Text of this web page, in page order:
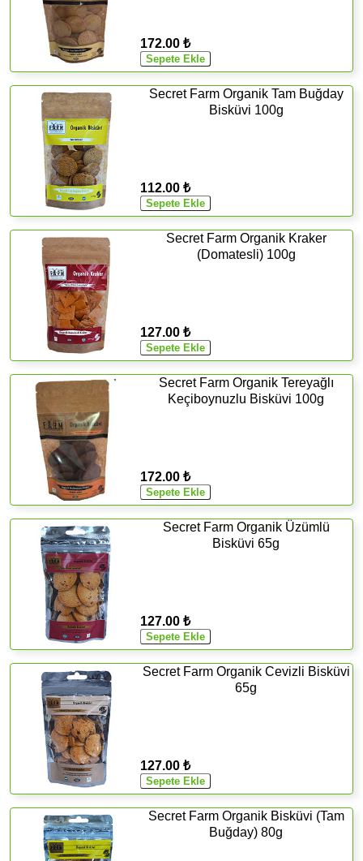
172.00 ₺
Secret Farm Organik Tam Buğday
Bisküvi 100g
112.00 ₺
Secret Farm Organik Kraker
(Domatesli) 100g
127.00 ₺
Secret Farm Organik Tereyağlı
Keçiboynuzlu Bisküvi 100g
172.00 ₺
Secret Farm Organik Üzümlü
Bisküvi 65g
127.00 ₺
Secret Farm Organik Cevizli Bisküvi
65g
127.00 ₺
Secret Farm Organik Bisküvi (Tam
Buğday) 80g